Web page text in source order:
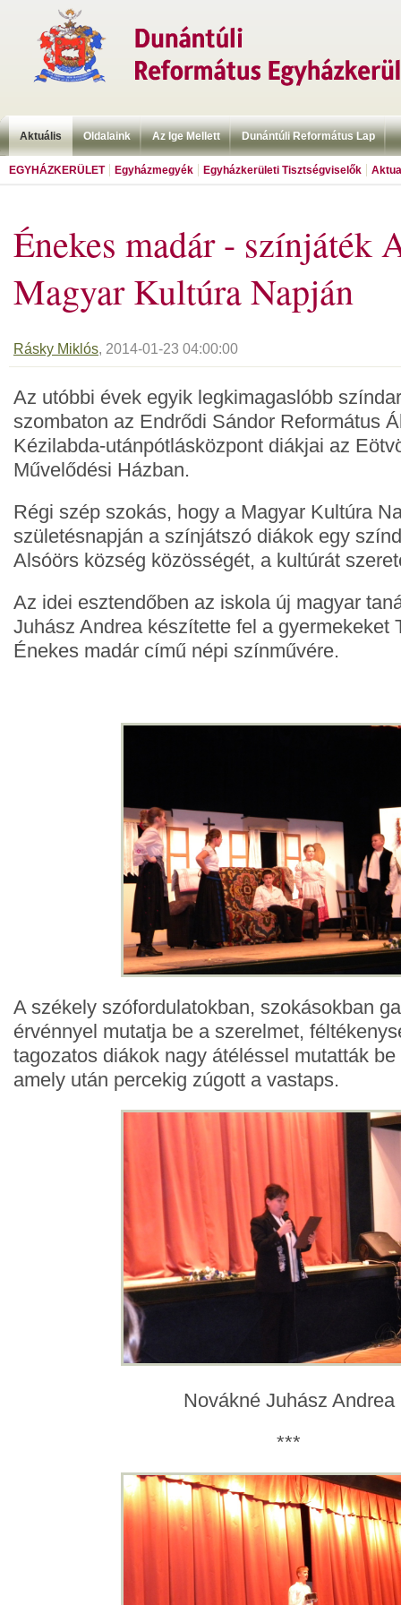
Aktuális Oldalaink Az Ige Mellett Dunántúli Református Lap
EGYHÁZKERÜLET Egyházmegyék Egyházkerületi Tisztségviselők
Énekes madár - színjáték
Magyar Kultúra Napján
Rásky Miklós, 2014-01-23 04:00:00
Az utóbbi évek egyik legkimagaslóbb
szombaton az Endrődi Sándor Református
Kézilabda-utánpótlásközpont diákjai az
Művelődési Házban.
Régi szép szokás, hogy a Magyar Kultúra
születésnapján a színjátszó diákok egy
Alsóörs község közösségét, a kultúrát
Az idei esztendőben az iskola új magyar
Juhász Andrea készítette fel a gyermekeket
Énekes madár című népi színművére.
A székely szófordulatokban, szokásokban
érvénnyel mutatja be a szerelmet,
tagozatos diákok nagy átéléssel mutatták
amely után percekig zúgott a vastaps.
Novákné Juhász Andrea
***